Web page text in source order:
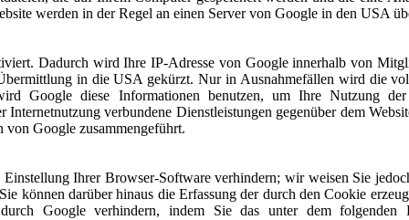
werden in der Regel an einen Server von Google in den USA
Dadurch wird Ihre IP-Adresse von Google innerhalb von
in die USA gekürzt. Nur in Ausnahmefällen wird die
Google diese Informationen benutzen, um Ihre Nutzung
Internetnutzung verbundene Dienstleistungen gegenüber dem
Google zusammengeführt.
Ihrer Browser-Software verhindern; wir weisen Sie
können darüber hinaus die Erfassung der durch den Cookie
Google verhindern, indem Sie das unter dem folgenden